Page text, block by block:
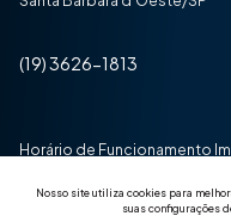
Nosso site utiliza cookies para
suas configurações
(19) 3626-1813
Horário de Funcionamento
Seg a Sexta das 8hrs às